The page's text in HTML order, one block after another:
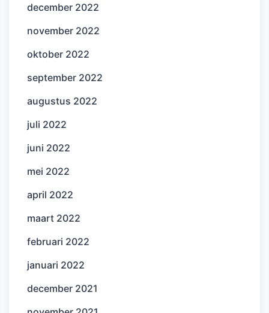
december 2022
november 2022
oktober 2022
september 2022
augustus 2022
juli 2022
juni 2022
mei 2022
april 2022
maart 2022
februari 2022
januari 2022
december 2021